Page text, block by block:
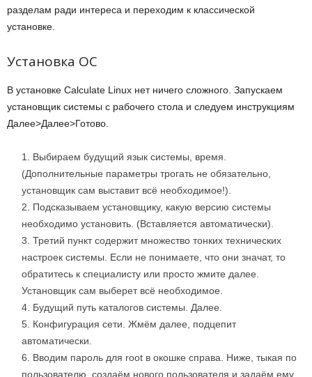
разделам ради интереса и переходим к классической
установке.
Установка ОС
В установке Calculate Linux нет ничего сложного. Запускаем
установщик системы с рабочего стола и следуем инструкциям
Далее>Далее>Готово.
Выбираем будущий язык системы, время.
(Дополнительные параметры трогать не обязательно,
установщик сам выставит всё необходимое!).
Подсказываем установщику, какую версию системы
необходимо установить. (Вставляется автоматически).
Третий пункт содержит множество тонких технических
настроек системы. Если не понимаете, что они значат, то
обратитесь к специалисту или просто жмите далее.
Установщик сам выберет всё необходимое.
Будущий путь каталогов системы. Далее.
Конфигурация сети. Жмём далее, подцепит
автоматически.
Вводим пароль для root в окошке справа. Ниже, тыкая по
пользователю, создаём нового пользователя и задаём ему